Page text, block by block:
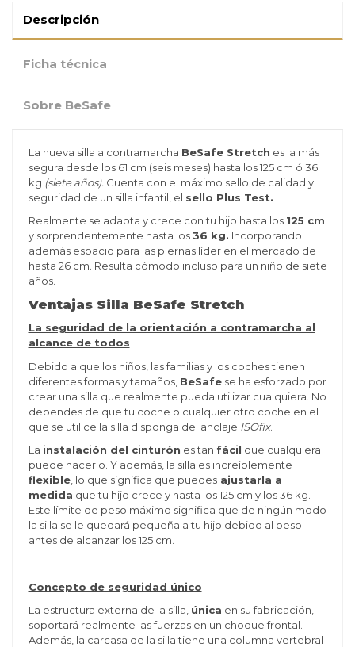
Descripción
Ficha técnica
Sobre BeSafe
La nueva silla a contramarcha BeSafe Stretch es la más
segura desde los 61 cm (seis meses) hasta los 125 cm ó 36
kg (siete años). Cuenta con el máximo sello de calidad y
seguridad de un silla infantil, el sello Plus Test.
Realmente se adapta y crece con tu hijo hasta los 125 cm
y sorprendentemente hasta los36 kg. Incorporando
además espacio para las piernas líder en el mercado de
hasta 26 cm. Resulta cómodo incluso para un niño de siete
años.
Ventajas Silla BeSafe Stretch
La seguridad de la orientación a contramarcha al
alcance de todos
Debido a que los niños, las familias y los coches tienen
diferentes formas y tamaños, BeSafese ha esforzado por
crear una silla que realmente pueda utilizar cualquiera. No
dependes de que tu coche o cualquier otro coche en el
que se utilice la silla disponga del anclaje ISOfix.
La instalación del cinturón es tan fácil que cualquiera
puede hacerlo. Y además, la silla es increíblemente
flexible, lo que significa que puedesajustarla a
medida que tu hijo crece y hasta los 125 cm y los 36 kg.
Este límite de peso máximo significa que de ningún modo
la silla se le quedará pequeña a tu hijo debido al peso
antes de alcanzar los 125 cm.
Concepto de seguridad único
La estructura externa de la silla, única en su fabricación,
soportará realmente las fuerzas en un choque frontal.
Además, la carcasa de la silla tiene una columna vertebral